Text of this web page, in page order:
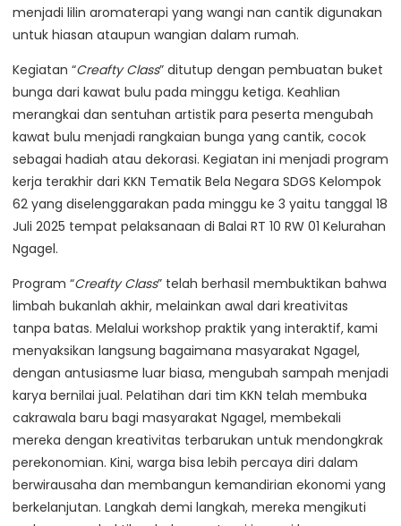
menjadi lilin aromaterapi yang wangi nan cantik digunakan
untuk hiasan ataupun wangian dalam rumah.
Kegiatan “Creafty Class” ditutup dengan pembuatan buket
bunga dari kawat bulu pada minggu ketiga. Keahlian
merangkai dan sentuhan artistik para peserta mengubah
kawat bulu menjadi rangkaian bunga yang cantik, cocok
sebagai hadiah atau dekorasi. Kegiatan ini menjadi program
kerja terakhir dari KKN Tematik Bela Negara SDGS Kelompok
62 yang diselenggarakan pada minggu ke 3 yaitu tanggal 18
Juli 2025 tempat pelaksanaan di Balai RT 10 RW 01 Kelurahan
Ngagel.
Program “Creafty Class” telah berhasil membuktikan bahwa
limbah bukanlah akhir, melainkan awal dari kreativitas
tanpa batas. Melalui workshop praktik yang interaktif, kami
menyaksikan langsung bagaimana masyarakat Ngagel,
dengan antusiasme luar biasa, mengubah sampah menjadi
karya bernilai jual. Pelatihan dari tim KKN telah membuka
cakrawala baru bagi masyarakat Ngagel, membekali
mereka dengan kreativitas terbarukan untuk mendongkrak
perekonomian. Kini, warga bisa lebih percaya diri dalam
berwirausaha dan membangun kemandirian ekonomi yang
berkelanjutan. Langkah demi langkah, mereka mengikuti